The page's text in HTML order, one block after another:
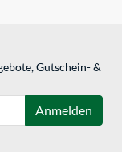
Gutschein- &
Anmelden